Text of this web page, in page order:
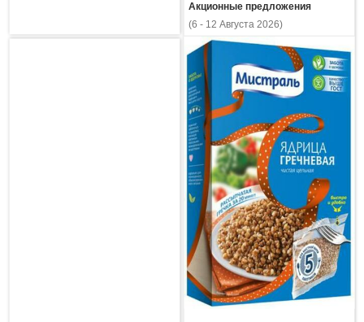
Акционные предложения
(6 - 12 Августа 2026)